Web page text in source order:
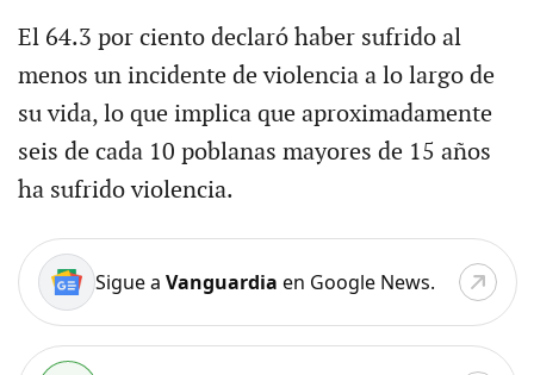
El 64.3 por ciento declaró haber sufrido al
menos un incidente de violencia a lo largo de
su vida, lo que implica que aproximadamente
seis de cada 10 poblanas mayores de 15 años
ha sufrido violencia.
Sigue a Vanguardia en Google News.